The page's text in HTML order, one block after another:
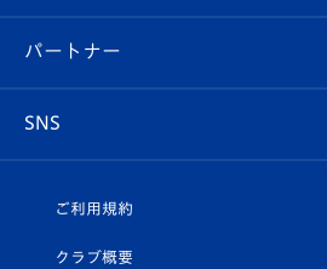
メディア
ホームタウン
マスコット紹介
ヴィヴィくんの長崎おもてなしガイド
スタジアムグルメ
V-LOVERS（ファンクラブ）
プレイヤーズスイート
店舗情報
育成からのお知らせ
U-18
パートナー
SNS
ヴィヴィくんインスタグラム
ご利用規約
クラブ概要